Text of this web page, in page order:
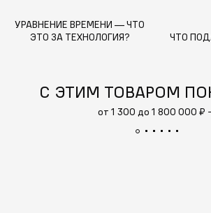
УРАВНЕНИЕ ВРЕМЕНИ — ЧТО
ЭТО ЗА ТЕХНОЛОГИЯ?
ЧТО
С ЭТИМ ТОВАРОМ
от 1 300 до 1 800 000 ₽